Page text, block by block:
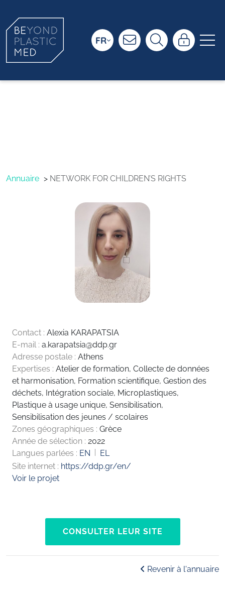
FR
Annuaire NETWORK FOR CHILDREN’S RIGHTS
Contact : Alexia KARAPATSIA
E-mail : a.karapatsia@ddp.gr
Adresse postale : Athens
Expertises : Atelier de formation, Collecte de données
et harmonisation, Formation scientifique, Gestion des
déchets, Intégration sociale, Microplastiques,
Plastique à usage unique, Sensibilisation,
Sensibilisation des jeunes / scolaires
Zones géographiques : Grèce
Année de sélection : 2022
Langues parlées : EN
EL
Site internet : https://ddp.gr/en/
Voir le projet
CONSULTER LEUR SITE
Revenir à l'annuaire